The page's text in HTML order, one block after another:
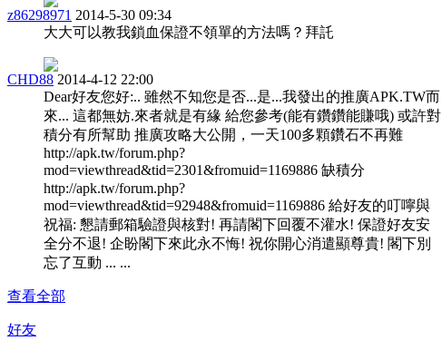
z86298971 2014-5-30 09:34
大大可以教我鎖血保證不領單的方法嗎？拜託
CHD88 2014-4-12 22:00
Dear好友您好:.. 雖然不知您是否...是...我發出的推廣APK.TW而
來... 這都無妨.來者就是有緣 給您參考(能有鑽鑽能賺哦) 或許對
積分有所幫助 推廣攻略大公開，一天100多顆鑽石不再難
http://apk.tw/forum.php?
mod=viewthread&tid=2301&fromuid=1169886 缺積分
http://apk.tw/forum.php?
mod=viewthread&tid=92948&fromuid=1169886 給好友的叮嚀與
祝福: 懇請郵箱驗證與核對! 再請閣下回覆不灌水! 保證好友安
全分不退! 企盼閣下來此永不悔! 祝你開心消遣顯尊貴! 閣下別
忘了互動 ... ...
查看全部
好友